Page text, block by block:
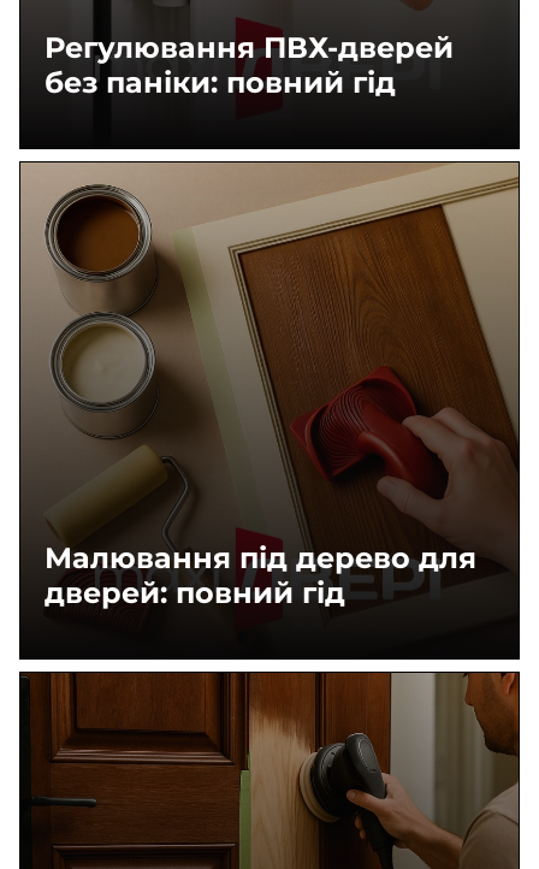
Регулювання ПВХ-дверей
без паніки: повний гід
Малювання під дерево для
дверей: повний гід